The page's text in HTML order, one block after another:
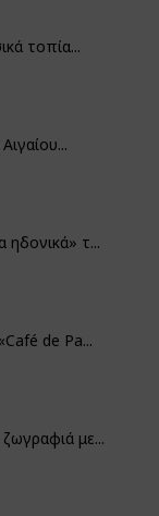
τοπία...
τ...
de Pa...
με...